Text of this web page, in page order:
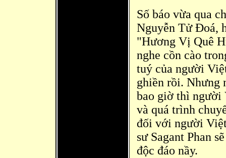
Số báo vừa qua
Nguyễn Tử Đoá,
"Hương Vị Quê
nghe cồn cào
tuý của người
ghiền rồi. Nhưng
bao giờ thì người
và quá trình
đối với người
sư Sagant Phan
độc đáo nầy.